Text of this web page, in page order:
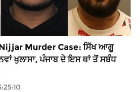
Murder Case: ਸਿੱਖ ਆਗੂ
ਖੁਲਾਸਾ, ਪੰਜਾਬ ਦੇ ਇਸ ਥਾਂ ਤੋਂ ਸਬੰਧ